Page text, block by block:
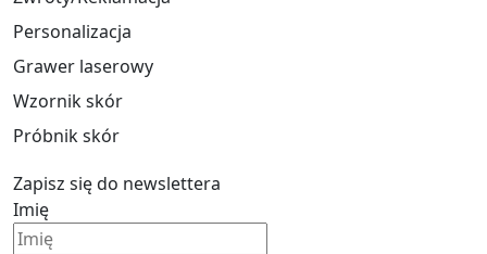
Personalizacja
Grawer laserowy
Wzornik skór
Próbnik skór
Zapisz się do newslettera
Imię